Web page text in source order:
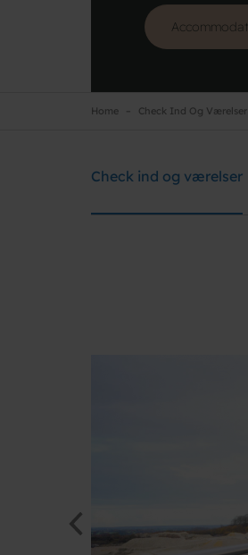
Home Check Ind Og Værelser
Check ind og værelser